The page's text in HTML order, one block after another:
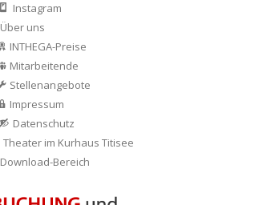
Instagram
Über uns
INTHEGA-Preise
Mitarbeitende
Stellenangebote
Impressum
Datenschutz
Theater im Kurhaus Titisee
Download-Bereich